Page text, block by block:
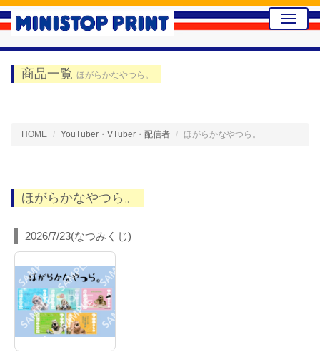
Toggle
商品一覧 ほがらかなやつら。
HOME YouTuber・VTuber・配信者 ほがらかなやつら。
ほがらかなやつら。
2026/7/23(なつみくじ)